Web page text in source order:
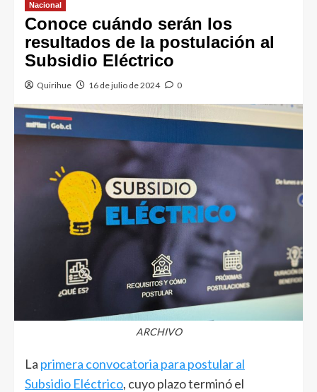
Nacional
Conoce cuándo serán los
resultados de la postulación al
Subsidio Eléctrico
Quirihue 16 de julio de 2024 0
ARCHIVO
La primera convocatoria para postular al
Subsidio Eléctrico, cuyo plazo terminó el